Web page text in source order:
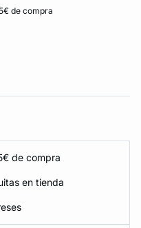
de compra
de compra
en tienda